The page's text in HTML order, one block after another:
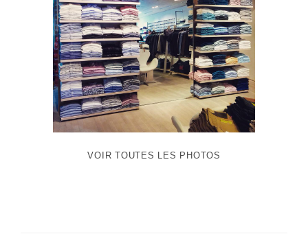
VOIR TOUTES LES PHOTOS